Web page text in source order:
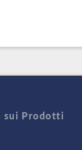
sui Prodotti